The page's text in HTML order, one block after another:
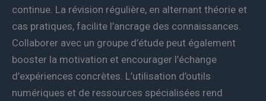
continue. La révision régulière, en alternant théorie et
cas pratiques, facilite l’ancrage des connaissances.
Collaborer avec un groupe d’étude peut également
booster la motivation et encourager l’échange
d’expériences concrètes. L’utilisation d’outils
numériques et de ressources spécialisées rend